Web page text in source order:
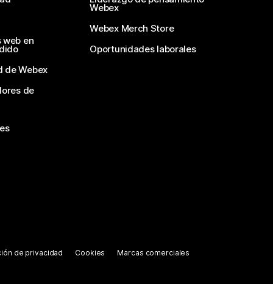
web en
de Webex
de
Webex
Webex Merch Store
Oportunidades laborales
de privacidad Cookies Marcas comerciales